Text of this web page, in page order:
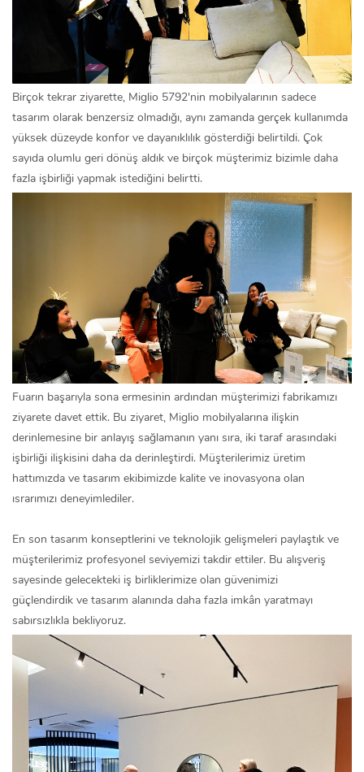
Birçok tekrar ziyarette, Miglio 5792'nin mobilyalarının sadece
tasarım olarak benzersiz olmadığı, aynı zamanda gerçek kullanımda
yüksek düzeyde konfor ve dayanıklılık gösterdiği belirtildi. Çok
sayıda olumlu geri dönüş aldık ve birçok müşterimiz bizimle daha
fazla işbirliği yapmak istediğini belirtti.
Fuarın başarıyla sona ermesinin ardından müşterimizi fabrikamızı
ziyarete davet ettik. Bu ziyaret, Miglio mobilyalarına ilişkin
derinlemesine bir anlayış sağlamanın yanı sıra, iki taraf arasındaki
işbirliği ilişkisini daha da derinleştirdi. Müşterilerimiz üretim
hattımızda ve tasarım ekibimizde kalite ve inovasyona olan
ısrarımızı deneyimlediler.
En son tasarım konseptlerini ve teknolojik gelişmeleri paylaştık ve
müşterilerimiz profesyonel seviyemizi takdir ettiler. Bu alışveriş
sayesinde gelecekteki iş birliklerimize olan güvenimizi
güçlendirdik ve tasarım alanında daha fazla imkân yaratmayı
sabırsızlıkla bekliyoruz.